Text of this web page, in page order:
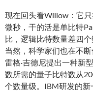
现在回头看Willow：它
微秒，干的活是单比特
比，逻辑比特数量差四
当然，科学家们也在不
雷格·吉德尼提出一种新
数所需的量子比特数从
个数量级。IBM研发的